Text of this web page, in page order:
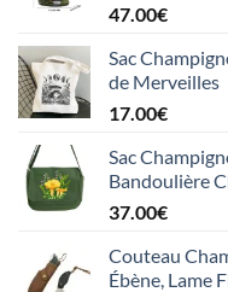
47.00€
Sac
de Merveilles
17.00€
Sac
Bandoulière
37.00€
Couteau
Ébène, Lame